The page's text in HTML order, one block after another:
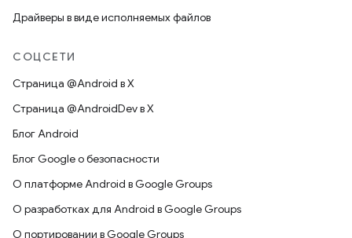
Драйверы в виде исполняемых файлов
СОЦСЕТИ
Страница @Android в X
Страница @AndroidDev в X
Блог Android
Блог Google о безопасности
О платформе Android в Google Groups
О разработках для Android в Google Groups
О портировании в Google Groups